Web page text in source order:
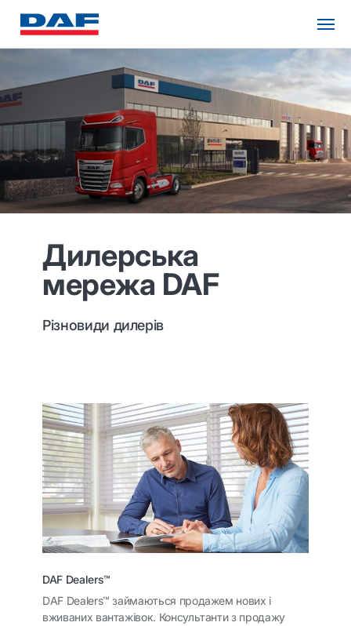
Дилерська
мережа DAF
Різновиди дилерів
DAF Dealers™
DAF Dealers™ займаються продажем нових і
вживаних вантажівок. Консультанти з продажу